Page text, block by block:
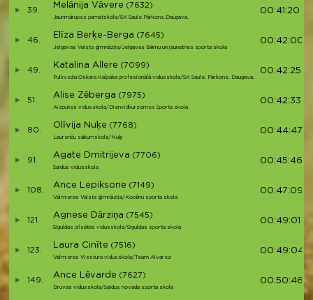
39.
Melānija Vāvere (7632)
Jaunmārupes pamatskola/SK Saule.Pērkons.Daugava.
00:41:20
46.
Elīza Berķe-Berga (7645)
Jelgavas Valsts ģimnāzija/Jelgavas Bērnu un jaunatnes sporta skola
00:42:00
49.
Katalina Allere (7099)
Pulkveža Oskara Kalpaka profesionālā vidusskola/SK Saule. Pērkons. Daugava.
00:42:25
51.
Alise Zēberga (7975)
Aizputes vidusskola/Dienvidkurzemes Sporta skola
00:42:33
80.
Olīvija Nuķe (7768)
Laurenču sākumskola/Nuķi
00:44:47
91.
Agate Dmitrijeva (7706)
Saldus vidusskola
00:45:46
108.
Ance Lepiksone (7149)
Valmieras Valsts ģimnāzija/Kocēnu sporta skola
00:47:09
121.
Agnese Dārziņa (7545)
Siguldas pilsētas vidusskola/Siguldas sporta skola
00:49:01
123.
Laura Cinīte (7516)
Valmieras Viestura vidusskola/Team Alvarez
00:49:04
149.
Ance Lēvarde (7627)
Druvas vidusskola/Saldus novada sporta skola
00:50:46